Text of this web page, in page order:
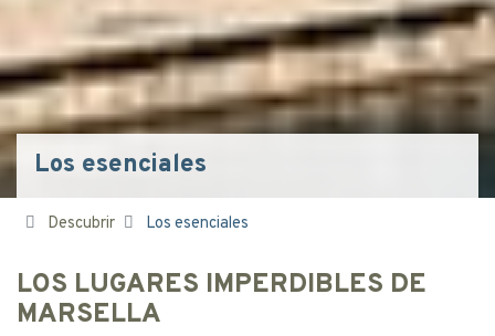
Los esenciales
Descubrir Los esenciales
LOS LUGARES IMPERDIBLES DE
MARSELLA